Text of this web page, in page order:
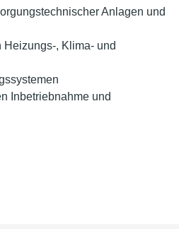
Anlagen und
, Klima- und
Inbetriebnahme und